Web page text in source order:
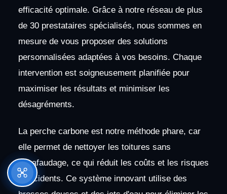
efficacité optimale. Grâce à notre réseau de plus
de 30 prestataires spécialisés, nous sommes en
mesure de vous proposer des solutions
personnalisées adaptées à vos besoins. Chaque
intervention est soigneusement planifiée pour
maximiser les résultats et minimiser les
désagréments.
La perche carbone est notre méthode phare, car
elle permet de nettoyer les toitures sans
échafaudage, ce qui réduit les coûts et les risques
d'accidents. Ce système innovant utilise des